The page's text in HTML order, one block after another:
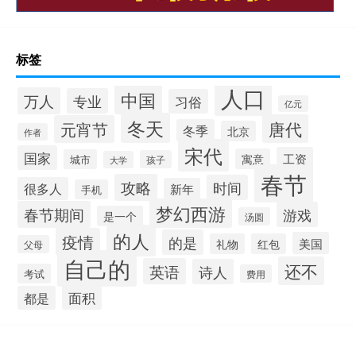
标签
万人 专业 中国 习俗 人口 亿元
作者 元宵节 冬天 冬季 北京 唐代
国家 城市 大学 孩子 宋代 寓意 工资
很多人 手机 攻略 新年 时间 春节
春节期间 是一个 梦幻西游 汤圆 游戏
父母 疫情 的人 的是 礼物 红包 美国
考试 自己的 英语 诗人 费用 还不
都是 面积